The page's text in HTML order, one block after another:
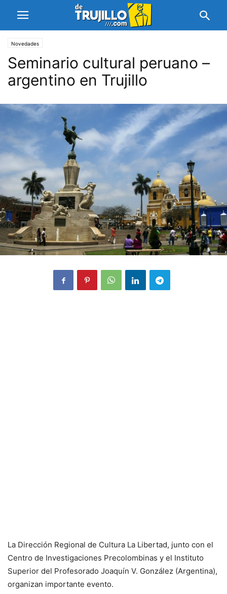
Novedades
Seminario cultural peruano –
argentino en Trujillo
La Dirección Regional de Cultura La Libertad, junto con el
Centro de Investigaciones Precolombinas y el Instituto
Superior del Profesorado Joaquín V. González (Argentina),
organizan importante evento.